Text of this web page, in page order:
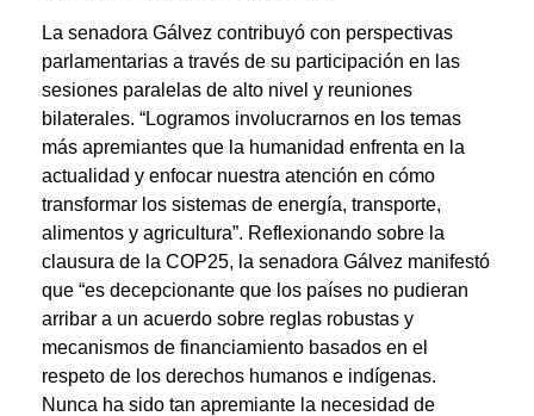
La senadora Gálvez contribuyó con perspectivas
parlamentarias a través de su participación en las
sesiones paralelas de alto nivel y reuniones
bilaterales. “Logramos involucrarnos en los temas
más apremiantes que la humanidad enfrenta en la
actualidad y enfocar nuestra atención en cómo
transformar los sistemas de energía, transporte,
alimentos y agricultura”. Reflexionando sobre la
clausura de la COP25, la senadora Gálvez manifestó
que “es decepcionante que los países no pudieran
arribar a un acuerdo sobre reglas robustas y
mecanismos de financiamiento basados en el
respeto de los derechos humanos e indígenas.
Nunca ha sido tan apremiante la necesidad de